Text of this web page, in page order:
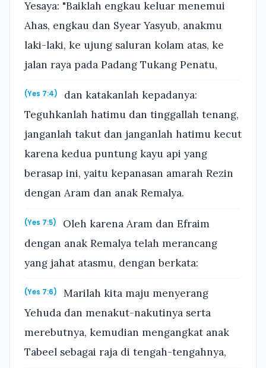
Yesaya: "Baiklah engkau keluar menemui
Ahas, engkau dan Syear Yasyub, anakmu
laki-laki, ke ujung saluran kolam atas, ke
jalan raya pada Padang Tukang Penatu,
(Yes 7:4)
dan katakanlah kepadanya:
Teguhkanlah hatimu dan tinggallah tenang,
janganlah takut dan janganlah hatimu kecut
karena kedua puntung kayu api yang
berasap ini, yaitu kepanasan amarah Rezin
dengan Aram dan anak Remalya.
(Yes 7:5)
Oleh karena Aram dan Efraim
dengan anak Remalya telah merancang
yang jahat atasmu, dengan berkata:
(Yes 7:6)
Marilah kita maju menyerang
Yehuda dan menakut-nakutinya serta
merebutnya, kemudian mengangkat anak
Tabeel sebagai raja di tengah-tengahnya,